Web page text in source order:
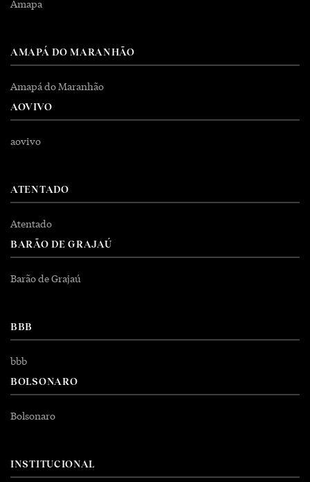
Amapa
AMAPÁ DO MARANHÃO
Amapá do Maranhão
AOVIVO
aovivo
ATENTADO
Atentado
BARÃO DE GRAJAÚ
Barão de Grajaú
BBB
bbb
BOLSONARO
Bolsonaro
INSTITUCIONAL